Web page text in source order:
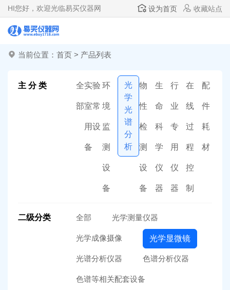
HI您好，欢迎光临易买仪器网 设为首页 收藏站点
当前位置： 首页 > 产品列表
主 分 类 全
部
实验
室常
用设
备
环
境
监
测
设
备
光
学
光
谱
分
析
物
性
检
测
设
备
生
命
科
学
仪
器
行
业
专
用
仪
器
在
线
过
程
控
制
配
件
耗
材
二级分类 全部 光学测量仪器
光学成像摄像 光学显微镜
光谱分析仪器 色谱分析仪器
色谱等相关配套设备